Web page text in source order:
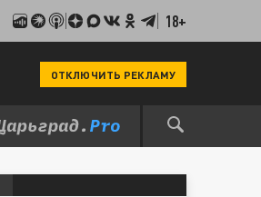
18+
ОТКЛЮЧИТЬ РЕКЛАМУ